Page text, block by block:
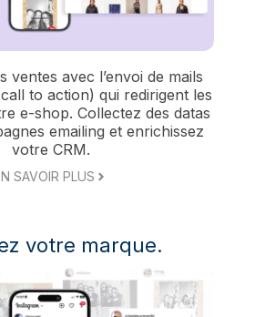
ventes avec l’envoi de mails
to action) qui redirigent les
e-shop. Collectez des datas
emailing et enrichissez
votre CRM.
SAVOIR PLUS
votre marque.